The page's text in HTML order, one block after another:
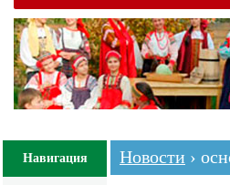
Навигация Новости ›